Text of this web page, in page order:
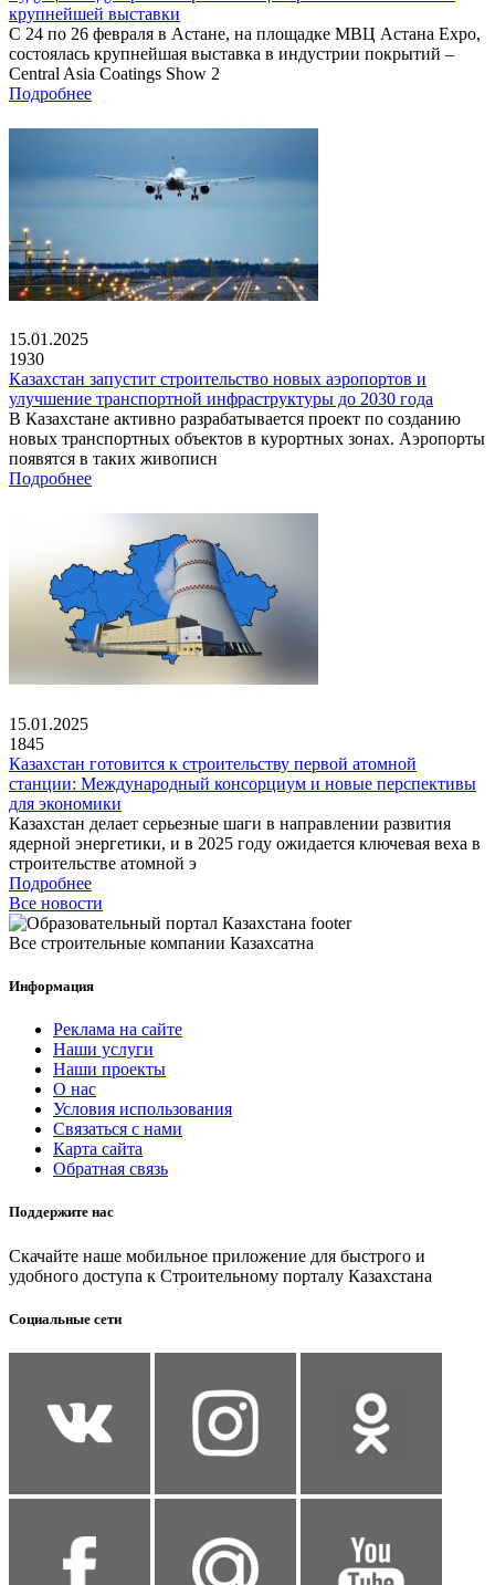
крупнейшей выставки
С 24 по 26 февраля в Астане, на площадке МВЦ Астана Expo,
состоялась крупнейшая выставка в индустрии покрытий –
Central Asia Coatings Show 2
Подробнее
15.01.2025
1930
Казахстан запустит строительство новых аэропортов и
улучшение транспортной инфраструктуры до 2030 года
В Казахстане активно разрабатывается проект по созданию
новых транспортных объектов в курортных зонах. Аэропорты
появятся в таких живописн
Подробнее
15.01.2025
1845
Казахстан готовится к строительству первой атомной
станции: Международный консорциум и новые перспективы
для экономики
Казахстан делает серьезные шаги в направлении развития
ядерной энергетики, и в 2025 году ожидается ключевая веха в
строительстве атомной э
Подробнее
Все новости
Все строительные компании Казахсатна
Информация
Реклама на сайте
Наши услуги
Наши проекты
О нас
Условия использования
Связаться с нами
Карта сайта
Обратная связь
Поддержите нас
Скачайте наше мобильное приложение для быстрого и
удобного доступа к Строительному порталу Казахстана
Социальные сети